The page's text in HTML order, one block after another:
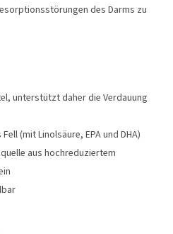
des Darms zu
unterstützt daher die Verdauung
(mit Linolsäure, EPA und DHA)
aus hochreduziertem